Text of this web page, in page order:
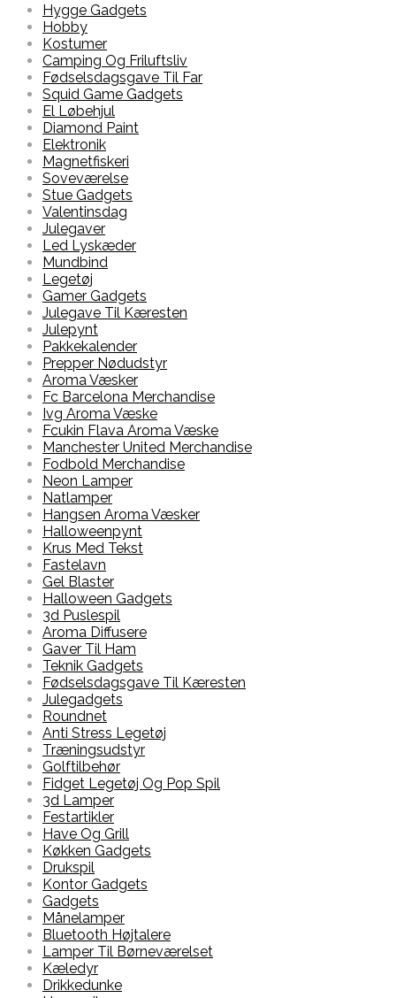
Hygge Gadgets
Hobby
Kostumer
Camping Og Friluftsliv
Fødselsdagsgave Til Far
Squid Game Gadgets
El Løbehjul
Diamond Paint
Elektronik
Magnetfiskeri
Soveværelse
Stue Gadgets
Valentinsdag
Julegaver
Led Lyskæder
Mundbind
Legetøj
Gamer Gadgets
Julegave Til Kæresten
Julepynt
Pakkekalender
Prepper Nødudstyr
Aroma Væsker
Fc Barcelona Merchandise
Ivg Aroma Væske
Fcukin Flava Aroma Væske
Manchester United Merchandise
Fodbold Merchandise
Neon Lamper
Natlamper
Hangsen Aroma Væsker
Halloweenpynt
Krus Med Tekst
Fastelavn
Gel Blaster
Halloween Gadgets
3d Puslespil
Aroma Diffusere
Gaver Til Ham
Teknik Gadgets
Fødselsdagsgave Til Kæresten
Julegadgets
Roundnet
Anti Stress Legetøj
Træningsudstyr
Golftilbehør
Fidget Legetøj Og Pop Spil
3d Lamper
Festartikler
Have Og Grill
Køkken Gadgets
Drukspil
Kontor Gadgets
Gadgets
Månelamper
Bluetooth Højtalere
Lamper Til Børneværelset
Kæledyr
Drikkedunke